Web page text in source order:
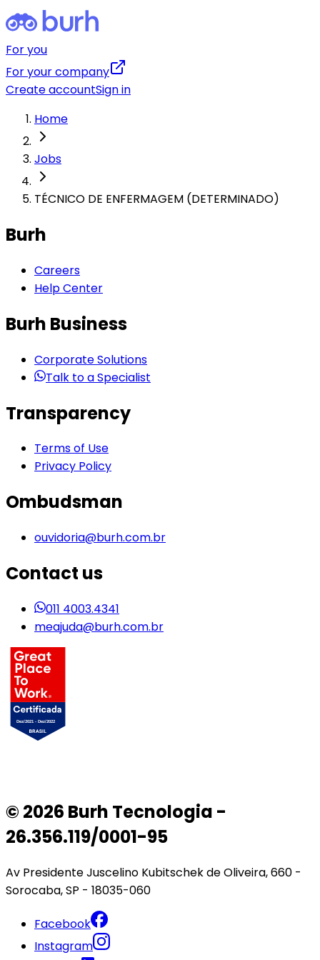
For you
For your company
Create accountSign in
Home
Jobs
TÉCNICO DE ENFERMAGEM (DETERMINADO)
Burh
Careers
Help Center
Burh Business
Corporate Solutions
Talk to a Specialist
Transparency
Terms of Use
Privacy Policy
Ombudsman
ouvidoria@burh.com.br
Contact us
011 4003.4341
meajuda@burh.com.br
© 2026 Burh Tecnologia -
26.356.119/0001-95
Av Presidente Juscelino Kubitschek de Oliveira, 660 -
Sorocaba, SP - 18035-060
Facebook
Instagram